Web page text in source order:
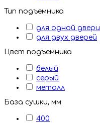
Тип подъемника
для одной двери
для двух дверей
Цвет подъемника
белый
серый
металл
База сушки, мм
400